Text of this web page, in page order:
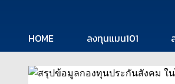
HOME ลงทุนแมน101